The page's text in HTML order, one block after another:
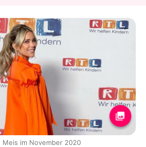
Meis im November 2020